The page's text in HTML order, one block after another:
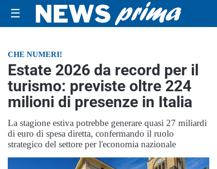
☰
CHE NUMERI!
Estate 2026 da record per il
turismo: previste oltre 224
milioni di presenze in Italia
La stagione estiva potrebbe generare quasi 27 miliardi
di euro di spesa diretta, confermando il ruolo
strategico del settore per l'economia nazionale